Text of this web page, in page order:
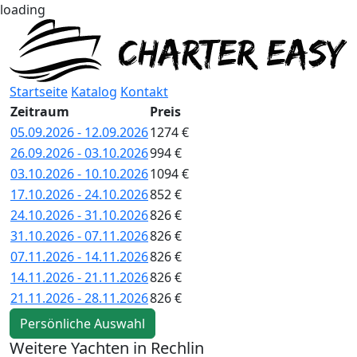
loading
Startseite Katalog Kontakt
Zeitraum
Preis
05.09.2026 - 12.09.20261274 €
26.09.2026 - 03.10.2026994 €
03.10.2026 - 10.10.20261094 €
17.10.2026 - 24.10.2026852 €
24.10.2026 - 31.10.2026826 €
31.10.2026 - 07.11.2026826 €
07.11.2026 - 14.11.2026826 €
14.11.2026 - 21.11.2026826 €
21.11.2026 - 28.11.2026826 €
Persönliche Auswahl
Weitere Yachten in Rechlin